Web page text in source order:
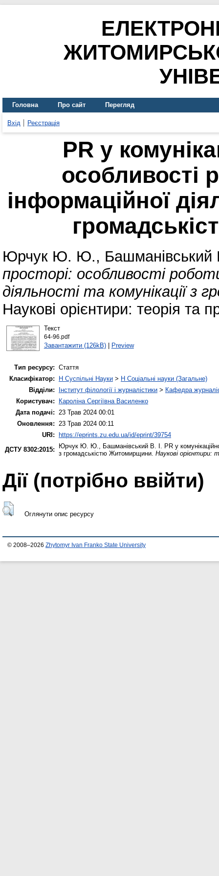
Головна Про сайт Перегляд
Вхід Реєстрація
PR у
особливості
інформаційної
Юрчук Ю. Ю., Башманівський
просторі: особливості
діяльності та комунікації
Наукові орієнтири: теорія та
Текст
64-96.pdf
Завантажити (126kB)| Preview
Тип ресурсу: Стаття
Класифікатор:
H Суспільні Науки > H Соціальні науки (Загальне)
Відділи:
Інститут філології і журналістики > Кафедра
Користувач:
Кароліна Сергіївна Василенко
Дата подачі: 23 Трав 2024 00:01
Оновлення: 23 Трав 2024 00:11
URI:
https://eprints.zu.edu.ua/id/eprint/39754
ДСТУ 8302:2015:
Юрчук Ю. Ю., Башманівський В. І. PR у
з громадськістю Житомирщини. Наукові орієнтири:
Дії ​​(потрібно ввійти)
Оглянути опис ресурсу
© 2008–2026 Zhytomyr Ivan Franko State University